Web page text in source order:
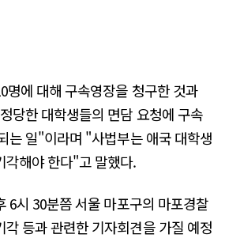
명에 대해 구속영장을 청구한 것과
당한 대학생들의 면담 요청에 구속
는 일"이라며 "사법부는 애국 대학생
각해야 한다"고 말했다.
6시 30분쯤 서울 마포구의 마포경찰
등과 관련한 기자회견을 가질 예정